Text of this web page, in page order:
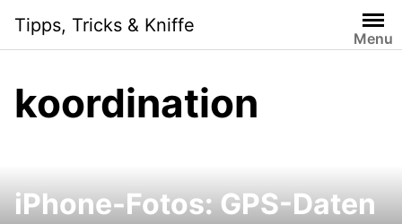
content
Tipps, Tricks & Kniffe
Menu
koordination
iPhone-Fotos: GPS-Daten